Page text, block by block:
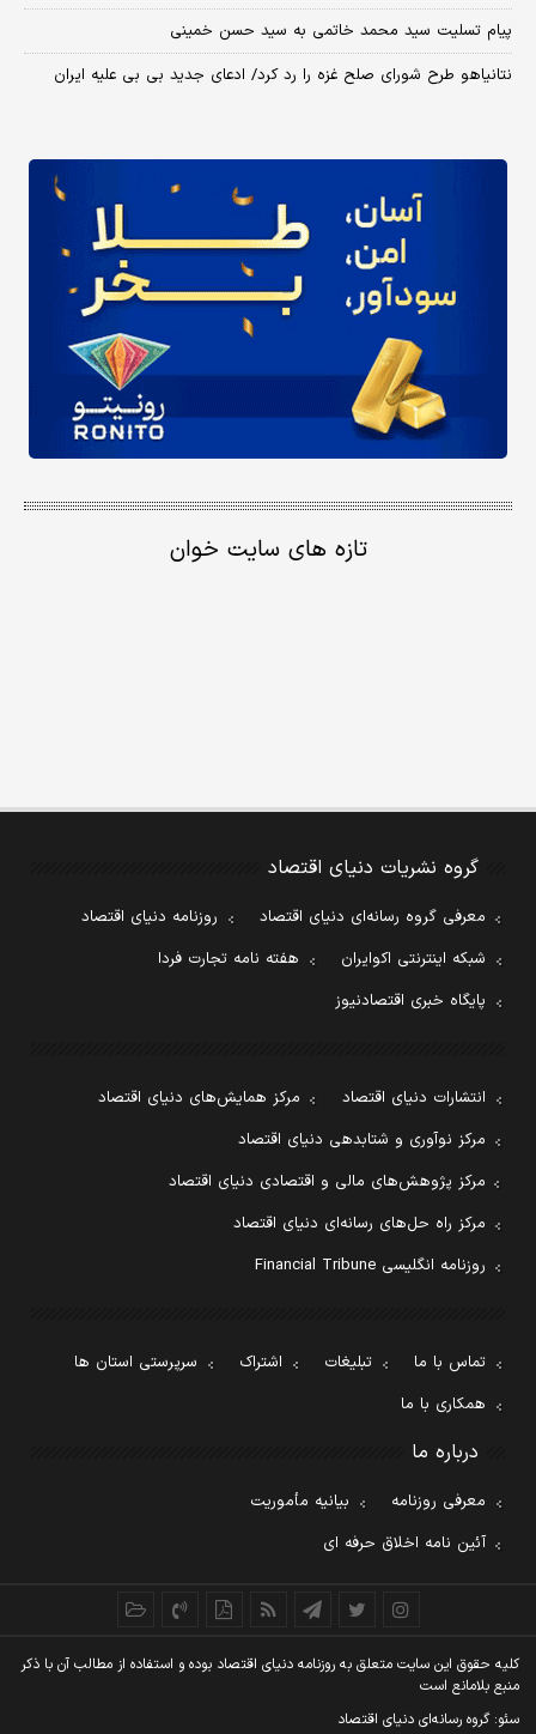
پیام تسلیت سید محمد خاتمی به سید حسن خمینی
نتانیاهو طرح شورای صلح غزه را رد کرد/ ادعای جدید بی بی علیه ایران
تازه های سایت خوان
گروه نشریات دنیای اقتصاد
معرفی گروه رسانه‌ای دنیای اقتصاد
روزنامه دنیای اقتصاد
شبکه اینترنتی اکوایران
هفته نامه تجارت فردا
پایگاه خبری اقتصادنیوز
انتشارات دنیای اقتصاد
مرکز همایش‌های دنیای اقتصاد
مرکز نوآوری و شتابدهی دنیای اقتصاد
مرکز پژوهش‌های مالی و اقتصادی دنیای اقتصاد
مرکز راه حل‌های رسانه‌ای دنیای اقتصاد
روزنامه انگلیسی Financial Tribune
تماس با ما تبلیغات اشتراک
سرپرستی استان ها
همکاری با ما
درباره ما
معرفی روزنامه
بیانیه مأموریت
آئین نامه اخلاق حرفه ای
کليه حقوق اين سايت متعلق به روزنامه دنيای اقتصاد بوده و استفاده از مطالب آن با ذکر
منبع بلامانع است
سئو: گروه رسانه‌ای دنیای اقتصاد